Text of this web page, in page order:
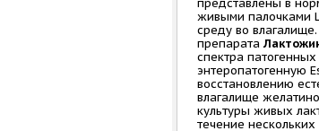
представлены в
живыми палочками
среду во
препарата
спектра
энтеропатогенную
восстановлению
влагалище
культуры живых
течение